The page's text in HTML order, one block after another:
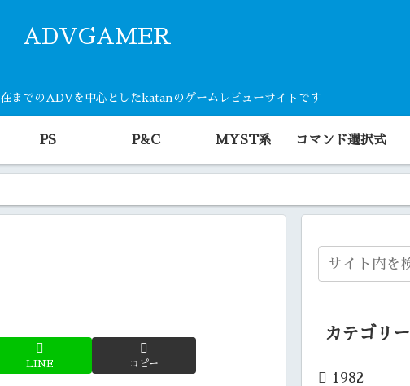
ADVGAMER
までのADVを中心としたkatanのゲームレビューサイトです
PS P&C MYST系 コマンド選択式
LINE コピー
カテゴリー
1982